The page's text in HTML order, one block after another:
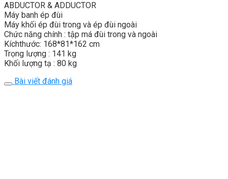
ABDUCTOR & ADDUCTOR
Máy banh ép đùi
Máy khối ép đùi trong và ép đùi ngoài
Chức năng chính : tập má đùi trong và ngoài
Kíchthước: 168*81*162 cm
Trọng lượng : 141 kg
Khối lượng tạ : 80 kg
Bài viết đánh giá